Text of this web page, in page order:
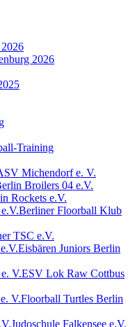
2026
Training
Michendorf e. V.
Broilers 04 e.V.
Rockets e.V.
Berliner Floorball Klub
TSC e.V.
Eisbären Juniors Berlin
ESV Lok Raw Cottbus
Floorball Turtles Berlin
Judoschule Falkensee e.V.